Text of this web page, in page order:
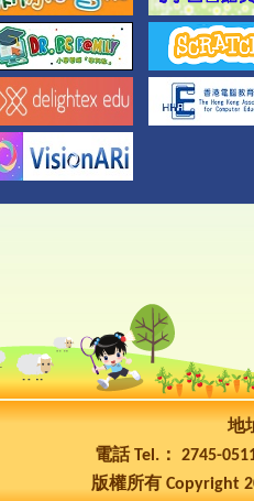
地
電話 Tel.： 2745-
版權所有 Copyright